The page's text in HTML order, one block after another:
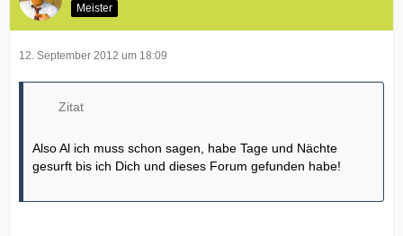
Meister
12. September 2012 um 18:09
Zitat
Also Al ich muss schon sagen, habe Tage und Nächte
gesurft bis ich Dich und dieses Forum gefunden habe!